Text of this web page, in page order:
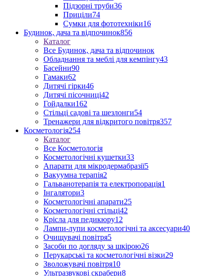
Підзорні труби36
Приціли74
Сумки для фототехніки16
Будинок, дача та відпочинок856
Каталог
Все Будинок, дача та відпочинок
Обладнання та меблі для кемпінгу43
Басейни90
Гамаки62
Дитячі гірки46
Дитячі пісочниці42
Гойдалки162
Стільці садові та шезлонги54
Тренажери для відкритого повітря357
Косметологія254
Каталог
Все Косметологія
Косметологічні кушетки33
Апарати для мікродермабразії5
Вакуумна терапія2
Гальванотерапія та електропорація1
Інгалятори3
Косметологічні апарати25
Косметологічні стільці42
Крісла для педикюру12
Лампи-лупи косметологічні та аксесуари40
Очищувачі повітря5
Засоби по догляду за шкірою26
Перукарські та косметологічні візки29
Зволожувачі повітря10
Ультразвукові скрабери8